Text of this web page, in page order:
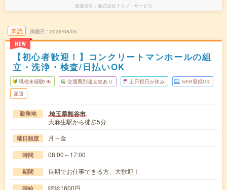
派遣会社 株式会社テクノ・サービス
未読
NEW
掲載日 2026/08/05
【初心者歓迎！】コンクリートマンホールの組
立・洗浄・検査/日払いOK
職種未経験OK 交通費別途支給あり 土日祝日が休み WEB登録OK
派遣
勤務地 埼玉県熊谷市
大麻生駅から徒歩5分
曜日頻度 月～金
時間 08:00～17:00
期間 長期でお仕事できる方、大歓迎！
時給 時給1600円